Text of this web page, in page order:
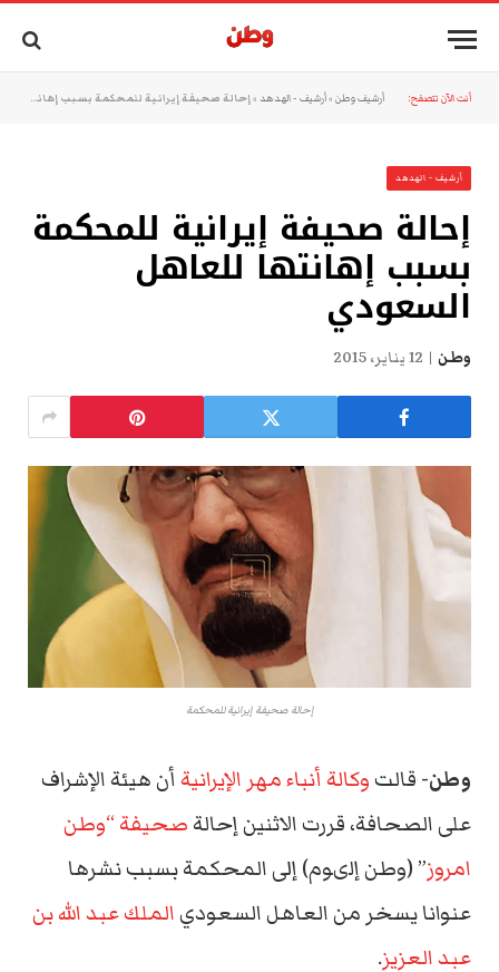
أنت الآن تتصفح: أرشيف وطن »أرشيف - الهدهد »إحالة صحيفة إيرانية للمحكمة بسبب إهانتها للعاهل السعودي
أرشيف - الهدهد
إحالة صحيفة إيرانية للمحكمة
بسبب إهانتها للعاهل
السعودي
وطن 12 يناير، 2015
إحالة صحيفة إيرانية للمحكمة
وطن- قالتوكالة أنباء مهر الإيرانيةأن هيئة الإشراف
على الصحافة، قررت الاثنين إحالةصحيفة “وطن
امروز” (وطن إلىوم) إلى المحكمة بسبب نشرها
عنوانا يسخر من العاهل السعوديالملك عبد الله بن
عبد العزيز.